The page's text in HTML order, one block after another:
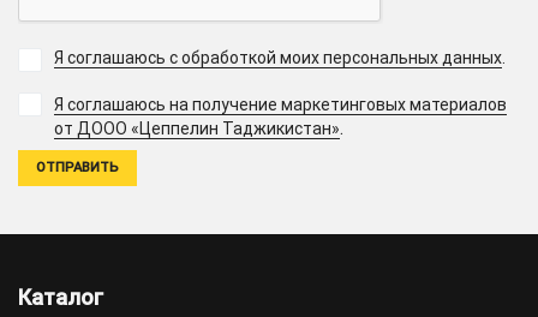
Я соглашаюсь с обработкой моих персональных данных.
Я соглашаюсь на получение маркетинговых материалов
от ДООО «Цеппелин Таджикистан».
Каталог